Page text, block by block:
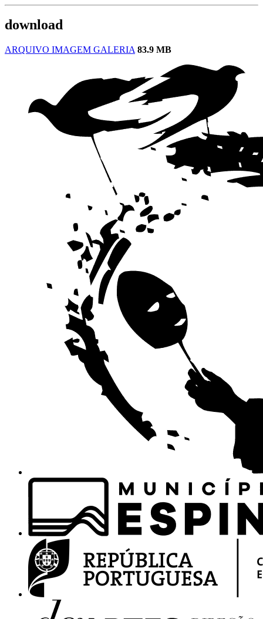
download
ARQUIVO IMAGEM GALERIA 83.9 MB